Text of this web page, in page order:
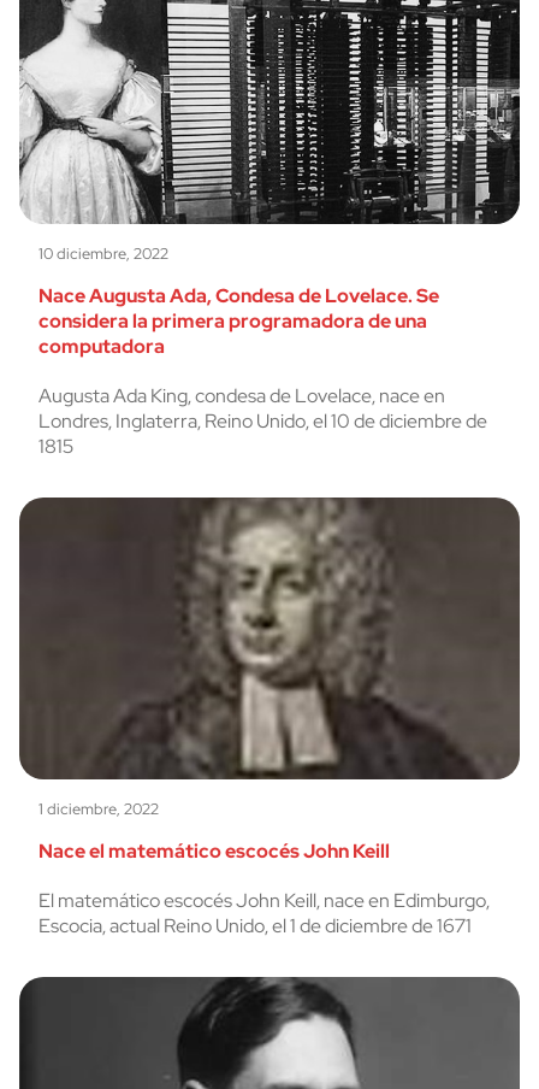
10 diciembre, 2022
Nace Augusta Ada, Condesa de Lovelace. Se
considera la primera programadora de una
computadora
Augusta Ada King, condesa de Lovelace, nace en
Londres, Inglaterra, Reino Unido, el 10 de diciembre de
1815
1 diciembre, 2022
Nace el matemático escocés John Keill
El matemático escocés John Keill, nace en Edimburgo,
Escocia, actual Reino Unido, el 1 de diciembre de 1671